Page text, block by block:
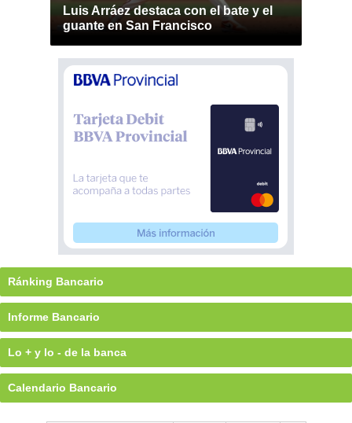
Luis Arráez destaca con el bate y el
guante en San Francisco
Ránking Bancario
Informe Bancario
Lo + y lo - de la banca
Calendario Bancario